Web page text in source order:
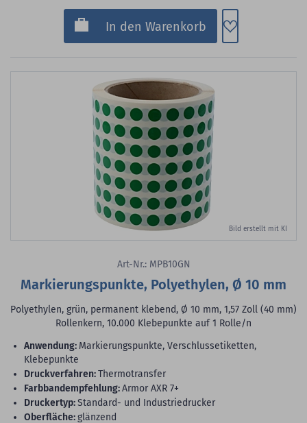
In den Warenkorb Zum
Bild erstellt mit KI
Art-Nr.: MPB10GN
Markierungspunkte, Polyethylen, Ø 10 mm
Polyethylen, grün, permanent klebend, Ø 10 mm, 1,57 Zoll (40 mm)
Rollenkern, 10.000 Klebepunkte auf 1 Rolle/n
Anwendung: Markierungspunkte, Verschlussetiketten,
Klebepunkte
Druckverfahren:Thermotransfer
Farbbandempfehlung:Armor AXR 7+
Druckertyp:Standard- und Industriedrucker
Oberfläche:glänzend